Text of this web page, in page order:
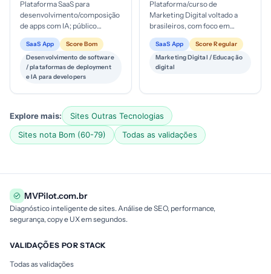
Plataforma SaaS para
desenvolvimento/composição
de apps com IA; público
técnico (devs, engenheiros),
estágio de maturidade digital
avança...
SaaS App
Score Bom
Desenvolvimento de software
/ plataformas de deployment
e IA para developers
Plataforma/curso de
Marketing Digital voltado a
brasileiros, com foco em
independência financeira e
renda online; estágio de
maturidade d...
SaaS App
Score Regular
Marketing Digital / Educação
digital
Explore mais:
Sites Outras Tecnologias
Sites nota Bom (60-79)
Todas as validações
MVPilot.com.br
Diagnóstico inteligente de sites. Análise de SEO, performance,
segurança, copy e UX em segundos.
VALIDAÇÕES POR STACK
Todas as validações